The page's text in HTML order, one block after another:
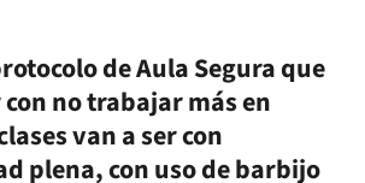
de Aula Segura que
no trabajar más en
van a ser con
plena, con uso de barbijo